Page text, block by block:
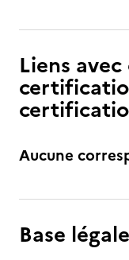
Liens avec
Aucune
Base légale